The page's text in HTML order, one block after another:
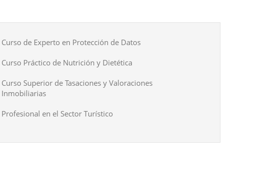
Curso de Experto en Protección de Datos
Curso Práctico de Nutrición y Dietética
Curso Superior de Tasaciones y Valoraciones
Inmobiliarias
Profesional en el Sector Turístico